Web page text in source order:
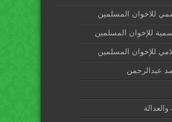
للاخوان المسلمين
للإخوان المسلمين
للإخوان المسلمين
عبدالرحمن
والعدالة